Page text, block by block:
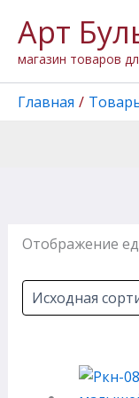
содержимому
Арт
магазин товаров
Главная
Отображение